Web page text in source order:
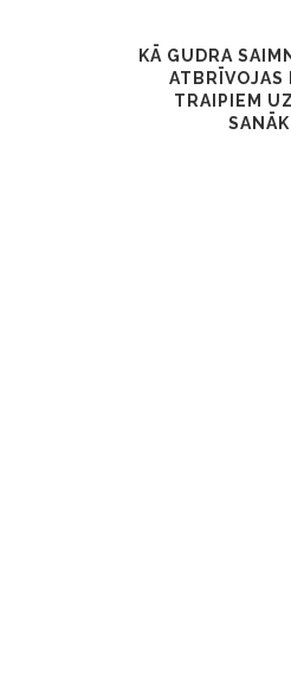
KĀ GUDRA
ATBRĪVOJAS
TRAIPIEM